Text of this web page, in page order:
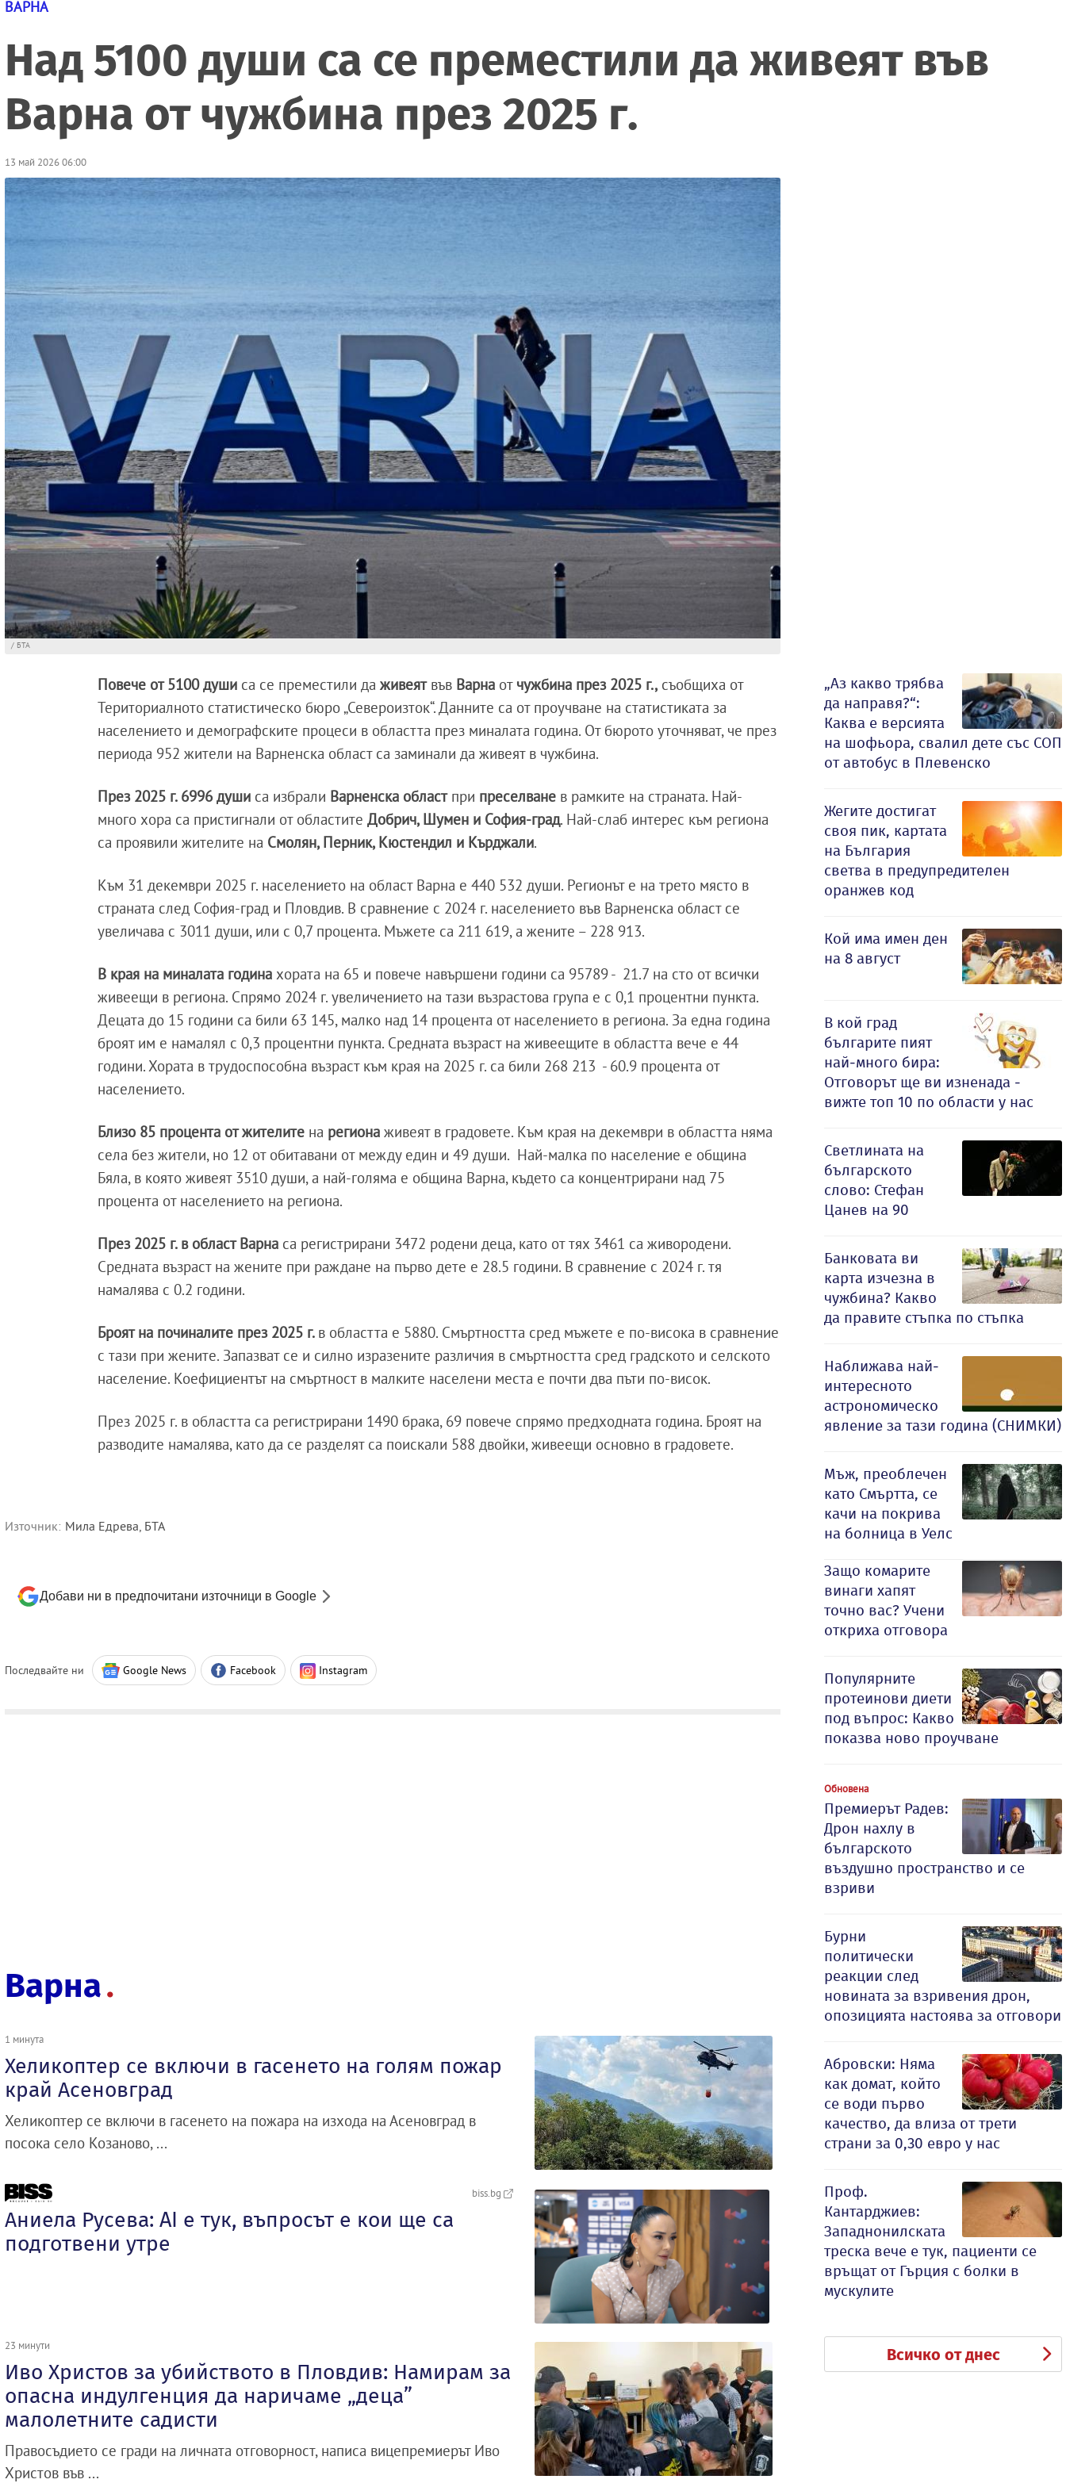
ВАРНА
Над 5100 души са се преместили да живеят във
Варна от чужбина през 2025 г.
13 май 2026 06:00
/ БТА
Повече от 5100 души са се преместили даживеятвъв Варна от чужбина през 2025 г., съобщиха от
Териториалното статистическо бюро „Североизток“. Данните са от проучване на статистиката за
населението и демографските процеси в областта през миналата година. От бюрото уточняват, че през
периода 952 жители на Варненска област са заминали да живеят в чужбина.
През 2025 г. 6996 души са избрали Варненска областпри преселване в рамките на страната. Най-
много хора са пристигнали от областитеДобрич, Шумен и София-град. Най-слаб интерес към региона
са проявили жителите на Смолян, Перник, Кюстендил и Кърджали.
Към 31 декември 2025 г. населението на област Варна е 440 532 души. Регионът е на трето място в
страната след София-град и Пловдив. В сравнение с 2024 г. населението във Варненска област се
увеличава с 3011 души, или с 0,7 процента. Мъжете са 211 619, а жените – 228 913.
В края на миналата година хората на 65 и повече навършени години са 95789 - 21.7 на сто от всички
живеещи в региона. Спрямо 2024 г. увеличението на тази възрастова група е с 0,1 процентни пункта.
Децата до 15 години са били 63 145, малко над 14 процента от населението в региона. За една година
броят им е намалял с 0,3 процентни пункта. Средната възраст на живеещите в областта вече е 44
години. Хората в трудоспособна възраст към края на 2025 г. са били 268 213 - 60.9 процента от
населението.
Близо 85 процента от жителите на регионаживеят в градовете. Към края на декември в областта няма
села без жители, но 12 от обитавани от между един и 49 души. Най-малка по население е община
Бяла, в която живеят 3510 души, а най-голяма е община Варна, където са концентрирани над 75
процента от населението на региона.
През 2025 г. в област Варна са регистрирани 3472 родени деца, като от тях 3461 са живородени.
Средната възраст на жените при раждане на първо дете е 28.5 години. В сравнение с 2024 г. тя
намалява с 0.2 години.
Броят на починалите през 2025 г. в областта е 5880. Смъртността сред мъжете е по-висока в сравнение
с тази при жените. Запазват се и силно изразените различия в смъртността сред градското и селското
население. Коефициентът на смъртност в малките населени места е почти два пъти по-висок.
През 2025 г. в областта са регистрирани 1490 брака, 69 повече спрямо предходната година. Броят на
разводите намалява, като да се разделят са поискали 588 двойки, живеещи основно в градовете.
Източник: Мила Едрева, БТА
Добави ни в предпочитани източници в Google
Последвайте ни Google News Facebook Instagram
Варна
1 минута
Хеликоптер се включи в гасенето на голям пожар
край Асеновград
Хеликоптер се включи в гасенето на пожара на изхода на Асеновград в
посока село Козаново, ...
biss.bg
Аниела Русева: AI е тук, въпросът е кои ще са
подготвени утре
23 минути
Иво Христов за убийството в Пловдив: Намирам за
опасна индулгенция да наричаме „деца”
малолетните садисти
Правосъдието се гради на личната отговорност, написа вицепремиерът Иво
Христов във ...
„Аз какво трябва
да направя?“:
Каква е версията
на шофьора, свалил дете със СОП
от автобус в Плевенско
Жегите достигат
своя пик, картата
на България
светва в предупредителен
оранжев код
Кой има имен ден
на 8 август
В кой град
българите пият
най-много бира:
Отговорът ще ви изненада -
вижте топ 10 по области у нас
Светлината на
българското
слово: Стефан
Цанев на 90
Банковата ви
карта изчезна в
чужбина? Какво
да правите стъпка по стъпка
Наближава най-
интересното
астрономическо
явление за тази година (СНИМКИ)
Мъж, преоблечен
като Смъртта, се
качи на покрива
на болница в Уелс
Защо комарите
винаги хапят
точно вас? Учени
откриха отговора
Популярните
протеинови диети
под въпрос: Какво
показва ново проучване
Обновена
Премиерът Радев:
Дрон нахлу в
българското
въздушно пространство и се
взриви
Бурни
политически
реакции след
новината за взривения дрон,
опозицията настоява за отговори
Абровски: Няма
как домат, който
се води първо
качество, да влиза от трети
страни за 0,30 евро у нас
Проф.
Кантарджиев:
Западнонилската
треска вече е тук, пациенти се
връщат от Гърция с болки в
мускулите
Всичко от днес